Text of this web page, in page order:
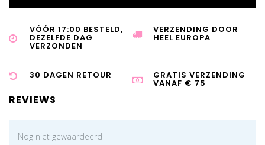
VÓÓR 17:00 BESTELD,
DEZELFDE DAG
VERZONDEN
VERZENDING DOOR
HEEL EUROPA
30 DAGEN RETOUR GRATIS VERZENDING
VANAF € 75
REVIEWS
Nog niet gewaardeerd